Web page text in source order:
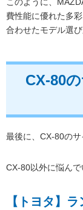
費性能に優れた多
合わせたモデル選び
CX-80
最後に、CX-80のサ
CX-80以外に悩んで
【トヨタ】